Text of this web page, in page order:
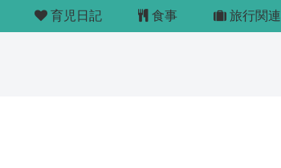
育児日記 食事 旅行関連